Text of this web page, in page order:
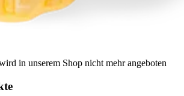
in unserem Shop nicht mehr angeboten